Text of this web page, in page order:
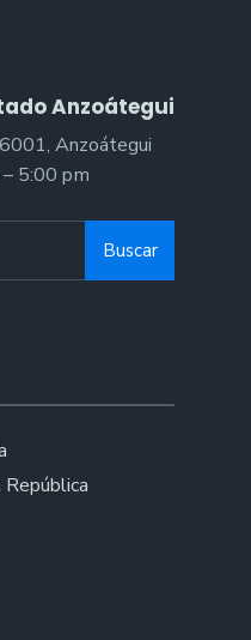
Anzoátegui
Anzoátegui
5:00 pm
Buscar